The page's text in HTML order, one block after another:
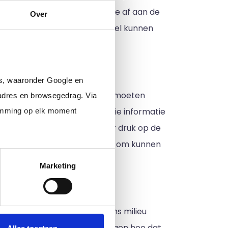
Over
waaronder Google en
en browsegedrag. Via
op elk moment
Marketing
Uiteraard meet hij die af aan de
auditor moet zich dus snel kunnen
hoe bepaalde processen moeten
exact hoe het werkt, want die informatie
gehanteerd als er druk op de
(of tegenwerking) om kunnen
op een nette manier met ons milieu